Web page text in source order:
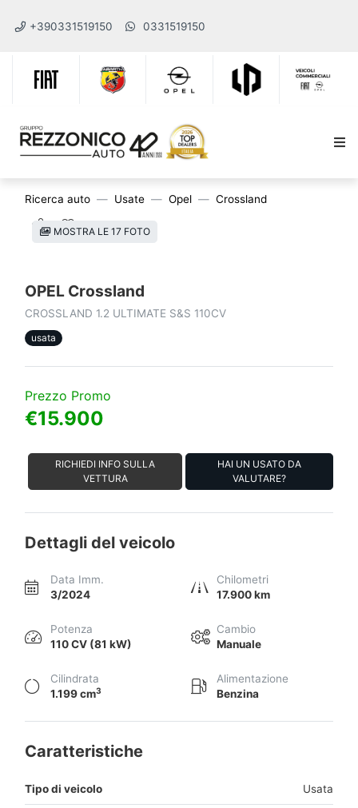
+390331519150 0331519150
Ricerca auto Usate Opel Crossland
MOSTRA LE 17 FOTO
OPEL Crossland
CROSSLAND 1.2 ULTIMATE S&S 110CV
usata
Prezzo Promo
€15.900
RICHIEDI INFO SULLA
VETTURA
HAI UN USATO DA
VALUTARE?
Dettagli del veicolo
Data Imm.
3/2024
Chilometri
17.900 km
Potenza
110 CV (81 kW)
Cambio
Manuale
Cilindrata
1.199 cm3
Alimentazione
Benzina
Caratteristiche
Tipo di veicolo Usata